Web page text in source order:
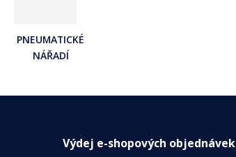
PNEUMATICKÉ
NÁŘADÍ
Výdej e-shopových objednávek